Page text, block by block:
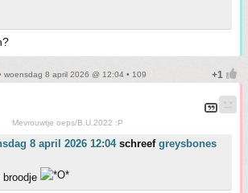
woensdag 8 april 2026 @ 12:04 • 109
Mevrouwtje oeps/B.U.2022 :P
8 april 2026 12:04schreef greysbones
broodje